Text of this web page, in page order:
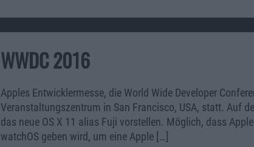
WWDC 2016
Apples Entwicklermesse, die World Wide Developer
Veranstaltungszentrum in San Francisco, USA, statt. Auf
das neue OS X 11 alias Fuji vorstellen. Möglich, dass
watchOS geben wird, um eine Apple […]